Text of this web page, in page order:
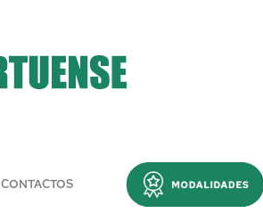
CONTACTOS Menu